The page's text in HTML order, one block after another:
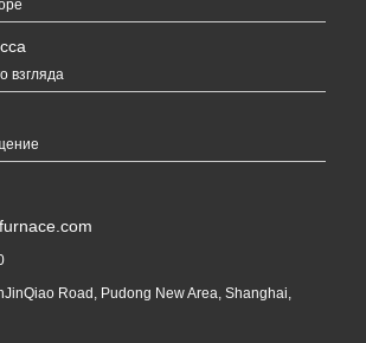
взгляда
Road, Pudong New Area, Shanghai,